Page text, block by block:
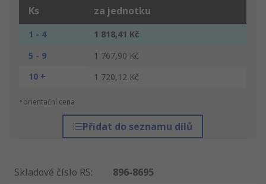
Ks za jednotku
1 - 4
1 818,41 Kč
5 - 9
1 767,90 Kč
10 +
1 720,12 Kč
*orientační cena
Přidat do seznamu dílů
Skladové číslo RS:
896-8695